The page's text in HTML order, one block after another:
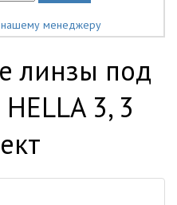
нашему менеджеру
линзы под
3, 3